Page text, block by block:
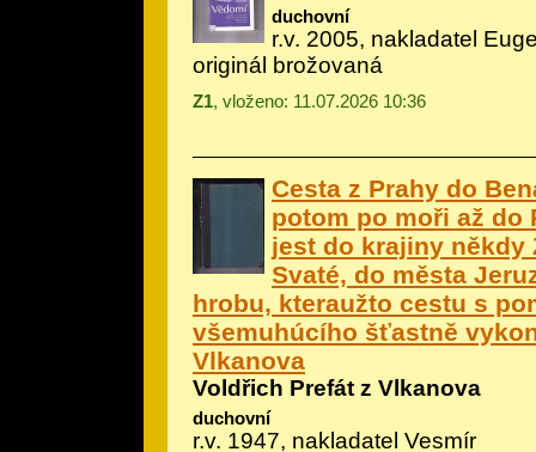
duchovní
r.v. 2005, nakladatel
originál brožovaná
Z1, vloženo: 11.07.2026 10:36
Cesta z Prahy do
potom po moři až do
jest do krajiny někdy
Svaté, do města
hrobu, kteraužto cestu s
všemuhúcího šťastně
Vlkanova
Voldřich Prefát z Vlkanova
duchovní
r.v. 1947, nakladatel Vesmír